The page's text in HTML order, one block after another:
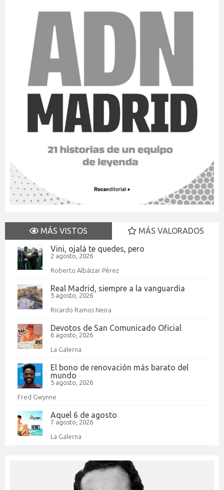
MÁS VISTOS
MÁS VALORADOS
Vini, ojalá te quedes, pero
2 agosto, 2026
Roberto Albáizar Pérez
Real Madrid, siempre a la vanguardia
5 agosto, 2026
Ricardo Ramos Neira
Devotos de San Comunicado Oficial
6 agosto, 2026
La Galerna
El bono de renovación más barato del
mundo
5 agosto, 2026
Fred Gwynne
Aquel 6 de agosto
7 agosto, 2026
La Galerna